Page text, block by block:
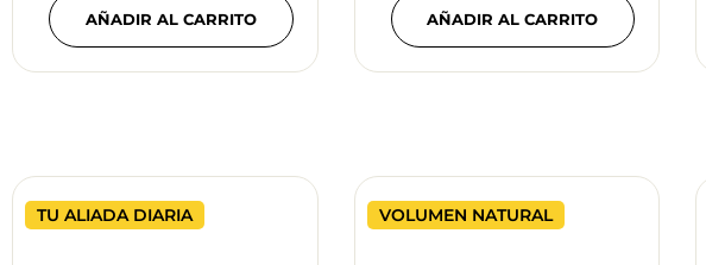
AÑADIR AL CARRITO AÑADIR AL CARRITO
TU ALIADA DIARIA VOLUMEN NATURAL